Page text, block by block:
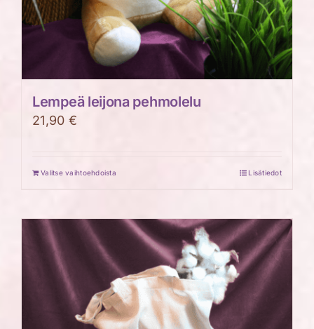
Lempeä leijona pehmolelu
21,90 €
Valitse vaihtoehdoista Lisätiedot